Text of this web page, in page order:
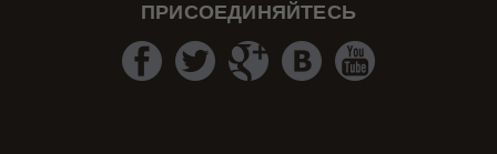
ПРИСОЕДИНЯЙТЕСЬ